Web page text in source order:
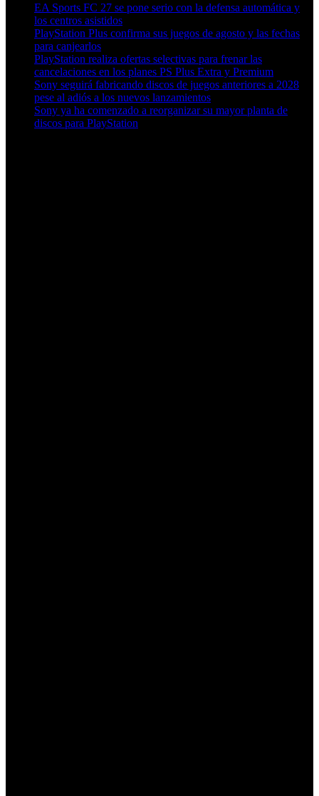
EA Sports FC 27 se pone serio con la defensa automática y
los centros asistidos
PlayStation Plus confirma sus juegos de agosto y las fechas
para canjearlos
PlayStation realiza ofertas selectivas para frenar las
cancelaciones en los planes PS Plus Extra y Premium
Sony seguirá fabricando discos de juegos anteriores a 2028
pese al adiós a los nuevos lanzamientos
Sony ya ha comenzado a reorganizar su mayor planta de
discos para PlayStation